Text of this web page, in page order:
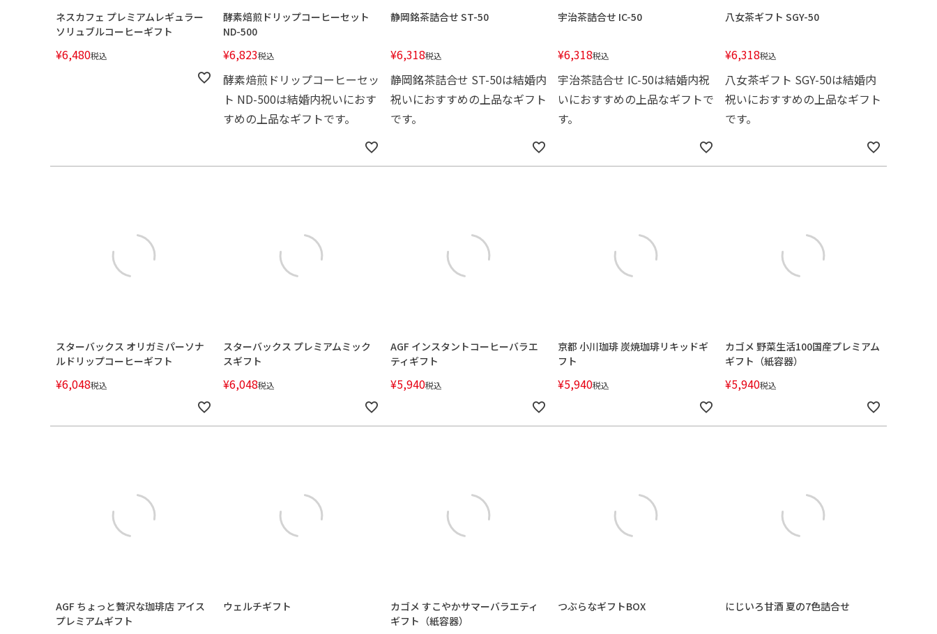
ネスカフェ プレミアムレギュラー
ソリュブルコーヒーギフト
¥6,480税込
酵素焙煎ドリップコーヒーセット
ND-500
¥6,823税込
酵素焙煎ドリップコーヒーセッ
ト ND-500は結婚内祝いにおす
すめの上品なギフトです。
静岡銘茶詰合せ ST-50
¥6,318税込
静岡銘茶詰合せ ST-50は結婚内
祝いにおすすめの上品なギフト
です。
宇治茶詰合せ IC-50
¥6,318税込
宇治茶詰合せ IC-50は結婚内祝
いにおすすめの上品なギフトで
す。
八女茶ギフト SGY-50
¥6,318税込
八女茶ギフト SGY-50は結婚内
祝いにおすすめの上品なギフト
です。
スターバックス オリガミパーソナ
ルドリップコーヒーギフト
¥6,048税込
スターバックス プレミアムミック
スギフト
¥6,048税込
AGF インスタントコーヒーバラエ
ティギフト
¥5,940税込
京都 小川珈琲 炭焼珈琲リキッドギ
フト
¥5,940税込
カゴメ 野菜生活100国産プレミアム
ギフト（紙容器）
¥5,940税込
AGF ちょっと贅沢な珈琲店 アイス
プレミアムギフト
ウェルチギフト
カゴメ すこやかサマーバラエティ
ギフト（紙容器）
つぶらなギフトBOX にじいろ甘酒 夏の7色詰合せ